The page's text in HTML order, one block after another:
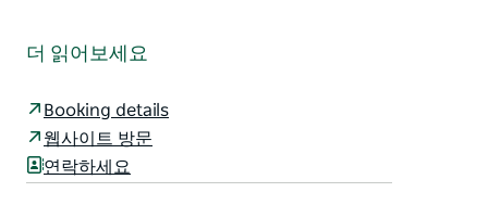
리 관광 운영업체로 Mungo 국립공원 문화유산으로 등재
Outback Geo Adventures의 목표는 지리 관광이 장려하
고 유지하려는 지식의 원리와 차원을 기반으로 귀하의 경
험에 대한 포괄적인 '지리적' 접근 방식을 제공하는 것입
더 읽어보세요
Booking details
웹사이트 방문
연락하세요